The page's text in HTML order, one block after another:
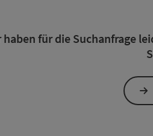
haben für die Suchanfrage